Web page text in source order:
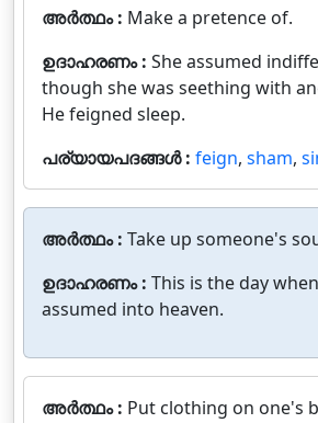
അർത്ഥം : Make a pretence of.
ഉദാഹരണം : She assumed
though she was seething with
He feigned sleep.
പര്യായപദങ്ങൾ : feign, sham,
അർത്ഥം : Take up someone's
ഉദാഹരണം : This is the day
assumed into heaven.
അർത്ഥം : Put clothing on one's